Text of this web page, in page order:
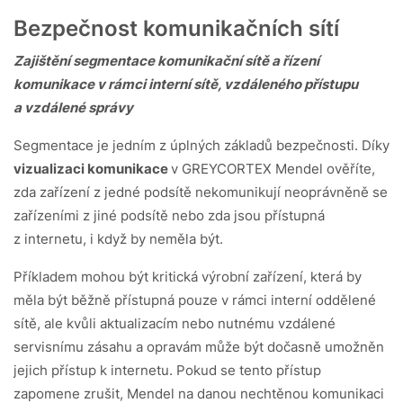
Bezpečnost komunikačních sítí
Zajištění segmentace komunikační sítě a řízení
komunikace v rámci interní sítě, vzdáleného přístupu
a vzdálené správy
Segmentace je jedním z úplných základů bezpečnosti. Díky
vizualizaci komunikacev GREYCORTEX Mendel ověříte,
zda zařízení z jedné podsítě nekomunikují neoprávněně se
zařízeními z jiné podsítě nebo zda jsou přístupná
z internetu, i když by neměla být.
Příkladem mohou být kritická výrobní zařízení, která by
měla být běžně přístupná pouze v rámci interní oddělené
sítě, ale kvůli aktualizacím nebo nutnému vzdálené
servisnímu zásahu a opravám může být dočasně umožněn
jejich přístup k internetu. Pokud se tento přístup
zapomene zrušit, Mendel na danou nechtěnou komunikaci